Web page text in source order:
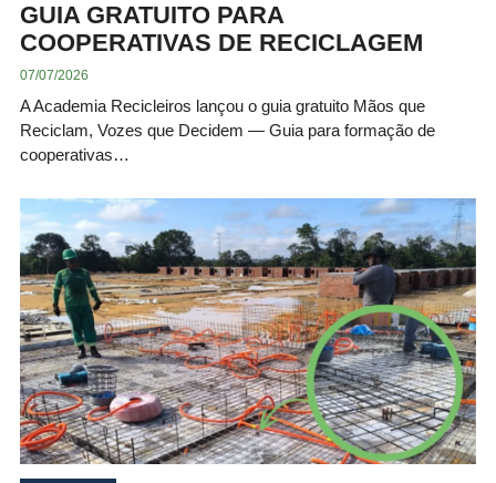
GUIA GRATUITO PARA
COOPERATIVAS DE RECICLAGEM
07/07/2026
A Academia Recicleiros lançou o guia gratuito Mãos que
Reciclam, Vozes que Decidem — Guia para formação de
cooperativas…